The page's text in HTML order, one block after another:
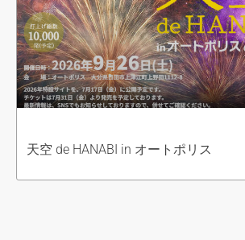
天空 de HANABI in オートポリス